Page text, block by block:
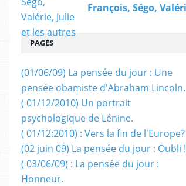
PAGES
(01/06/09) La pensée du jour : Une
pensée obamiste d'Abraham Lincoln.
( 01/12/2010) Un portrait
psychologique de Lénine.
( 01/12:2010) : Vers la fin de l'Europe?
(02 juin 09) La pensée du jour : Oubli !
( 03/06/09) : La pensée du jour :
Honneur.